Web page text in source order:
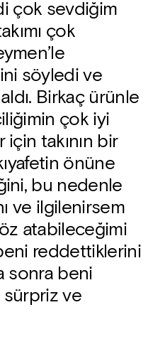
çok sevdiğim
çok
söyledi ve
Birkaç ürünle
çok iyi
takının bir
önüne
bu nedenle
ve ilgilenirsem
atabileceğimi
reddettiklerini
sonra beni
sürpriz ve